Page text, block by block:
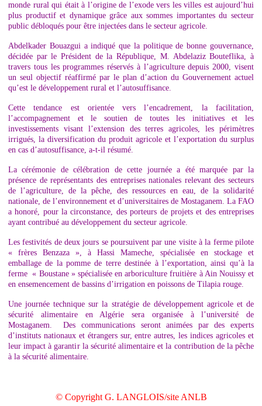
monde rural qui était à l’origine de l’exode vers les villes est aujourd’hui
plus productif et dynamique grâce aux sommes importantes du secteur
public débloqués pour être injectées dans le secteur agricole.
Abdelkader Bouazgui a indiqué que la politique de bonne gouvernance,
décidée par le Président de la République, M. Abdelaziz Bouteflika, à
travers tous les programmes réservés à l’agriculture depuis 2000, visent
un seul objectif réaffirmé par le plan d’action du Gouvernement actuel
qu’est le développement rural et l’autosuffisance.
Cette tendance est orientée vers l’encadrement, la facilitation,
l’accompagnement et le soutien de toutes les initiatives et les
investissements visant l’extension des terres agricoles, les périmètres
irrigués, la diversification du produit agricole et l’exportation du surplus
en cas d’autosuffisance, a-t-il résumé.
La cérémonie de célébration de cette journée a été marquée par la
présence de représentants des entreprises nationales relevant des secteurs
de l’agriculture, de la pêche, des ressources en eau, de la solidarité
nationale, de l’environnement et d’universitaires de Mostaganem. La FAO
a honoré, pour la circonstance, des porteurs de projets et des entreprises
ayant contribué au développement du secteur agricole.
Les festivités de deux jours se poursuivent par une visite à la ferme pilote
« frères Benzaza », à Hassi Mameche, spécialisée en stockage et
emballage de la pomme de terre destinée à l’exportation, ainsi qu’à la
ferme « Boustane » spécialisée en arboriculture fruitière à Ain Nouissy et
en ensemencement de bassins d’irrigation en poissons de Tilapia rouge.
Une journée technique sur la stratégie de développement agricole et de
sécurité alimentaire en Algérie sera organisée à l’université de
Mostaganem. Des communications seront animées par des experts
d’instituts nationaux et étrangers sur, entre autres, les indices agricoles et
leur impact à garantir la sécurité alimentaire et la contribution de la pêche
à la sécurité alimentaire.
© Copyright G. LANGLOIS/site ANLB